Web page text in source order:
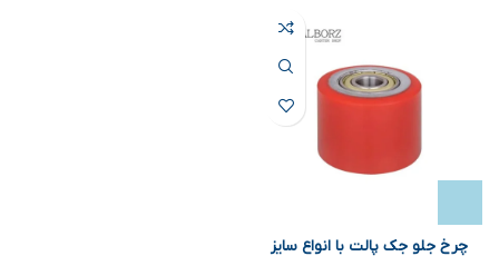
چرخ جلو جک پالت با انواع سایز